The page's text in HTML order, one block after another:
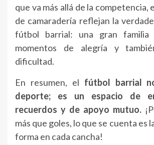
que va más allá de la competencia,
de camaradería reflejan la
fútbol barrial: una gran familia
momentos de alegría y
dificultad.
En resumen, el fútbol barrial
deporte; es un espacio de
recuerdos y de apoyo mutuo.
más que goles, lo que se cuenta es
forma en cada cancha!